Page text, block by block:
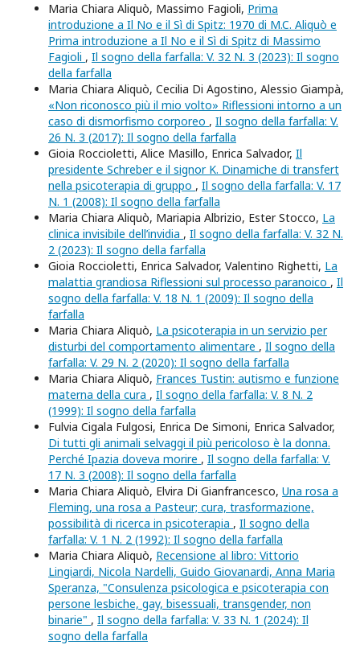
Maria Chiara Aliquò, Massimo Fagioli, Prima
introduzione a Il No e il Sì di Spitz: 1970 di M.C. Aliquò e
Prima introduzione a Il No e il Sì di Spitz di Massimo
Fagioli , Il sogno della farfalla: V. 32 N. 3 (2023): Il sogno
della farfalla
Maria Chiara Aliquò, Cecilia Di Agostino, Alessio Giampà,
«Non riconosco più il mio volto» Riflessioni intorno a un
caso di dismorfismo corporeo , Il sogno della farfalla: V.
26 N. 3 (2017): Il sogno della farfalla
Gioia Roccioletti, Alice Masillo, Enrica Salvador, Il
presidente Schreber e il signor K. Dinamiche di transfert
nella psicoterapia di gruppo , Il sogno della farfalla: V. 17
N. 1 (2008): Il sogno della farfalla
Maria Chiara Aliquò, Mariapia Albrizio, Ester Stocco, La
clinica invisibile dell’invidia , Il sogno della farfalla: V. 32 N.
2 (2023): Il sogno della farfalla
Gioia Roccioletti, Enrica Salvador, Valentino Righetti, La
malattia grandiosa Riflessioni sul processo paranoico , Il
sogno della farfalla: V. 18 N. 1 (2009): Il sogno della
farfalla
Maria Chiara Aliquò, La psicoterapia in un servizio per
disturbi del comportamento alimentare , Il sogno della
farfalla: V. 29 N. 2 (2020): Il sogno della farfalla
Maria Chiara Aliquò, Frances Tustin: autismo e funzione
materna della cura , Il sogno della farfalla: V. 8 N. 2
(1999): Il sogno della farfalla
Fulvia Cigala Fulgosi, Enrica De Simoni, Enrica Salvador,
Di tutti gli animali selvaggi il più pericoloso è la donna.
Perché Ipazia doveva morire , Il sogno della farfalla: V.
17 N. 3 (2008): Il sogno della farfalla
Maria Chiara Aliquò, Elvira Di Gianfrancesco, Una rosa a
Fleming, una rosa a Pasteur; cura, trasformazione,
possibilità di ricerca in psicoterapia , Il sogno della
farfalla: V. 1 N. 2 (1992): Il sogno della farfalla
Maria Chiara Aliquò, Recensione al libro: Vittorio
Lingiardi, Nicola Nardelli, Guido Giovanardi, Anna Maria
Speranza, "Consulenza psicologica e psicoterapia con
persone lesbiche, gay, bisessuali, transgender, non
binarie" , Il sogno della farfalla: V. 33 N. 1 (2024): Il
sogno della farfalla